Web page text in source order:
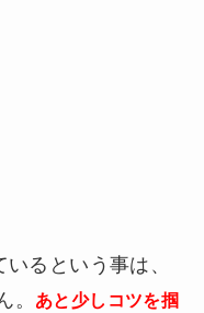
るという事は、
。
あと少しコツを掴